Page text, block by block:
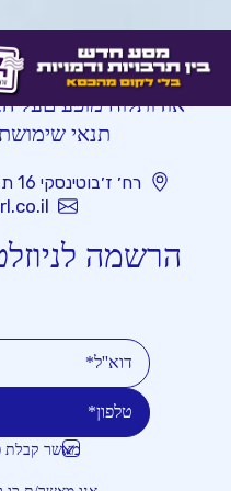
אודותלוח מופעיםעל
תנאי שימוש
רח׳ ז׳בוטינסקי 16 ת.ד 1264 ראשל״צ 7522903
הרשמה
מאשר קבלת